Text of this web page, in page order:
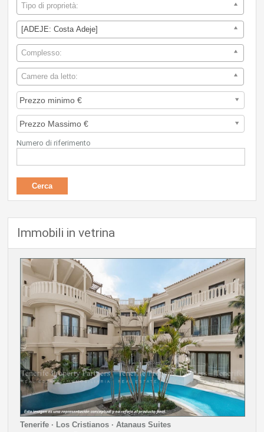
Tipo di proprietà:
[ADEJE: Costa Adeje]
Complesso:
Camere da letto:
Numero di riferimento
Immobili in vetrina
Tenerife · Los Cristianos · Atanaus Suites